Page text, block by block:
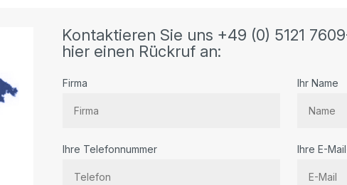
Kontaktieren Sie uns +49 (0) 5121
hier einen Rückruf an:
Firma Ihr Name
Ihre Telefonnummer Ihre E-